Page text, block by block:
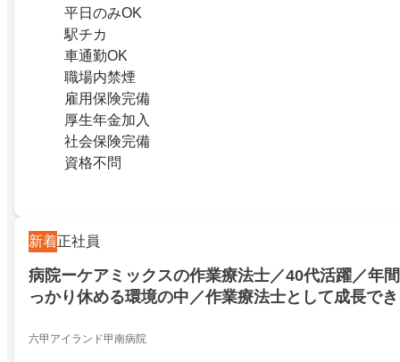
平日のみOK
駅チカ
車通勤OK
職場内禁煙
雇用保険完備
厚生年金加入
社会保険完備
資格不問
新着正社員
病院ーケアミックスの作業療法士／40代活躍／年
っかり休める環境の中／作業療法士として成長で
います
六甲アイランド甲南病院